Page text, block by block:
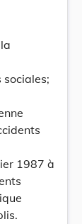
sociales;
1987 à